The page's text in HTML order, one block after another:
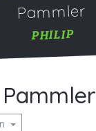
Pammler
PHILIP